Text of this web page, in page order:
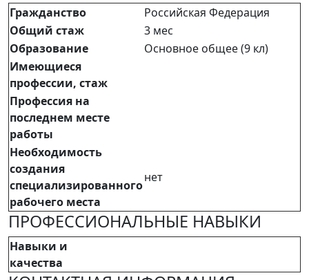
Гражданство
Российская Федерация
Общий стаж
3 мес
Образование
Основное общее (9 кл)
Имеющиеся
профессии, стаж
Профессия на
последнем месте
работы
Необходимость
создания
специализированного
рабочего места
нет
ПРОФЕССИОНАЛЬНЫЕ НАВЫКИ
Навыки и
качества